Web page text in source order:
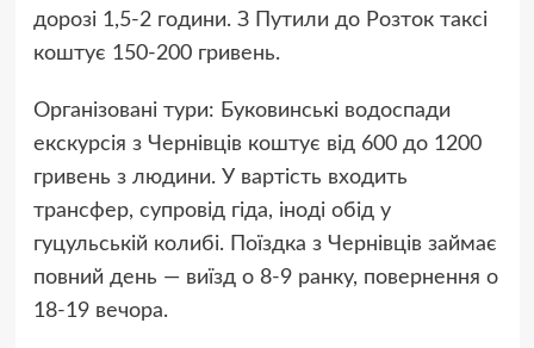
дорозі 1,5-2 години. З Путили до Розток таксі
коштує 150-200 гривень.
Організовані тури: Буковинські водоспади
екскурсія з Чернівців коштує від 600 до 1200
гривень з людини. У вартість входить
трансфер, супровід гіда, іноді обід у
гуцульській колибі. Поїздка з Чернівців займає
повний день — виїзд о 8-9 ранку, повернення о
18-19 вечора.